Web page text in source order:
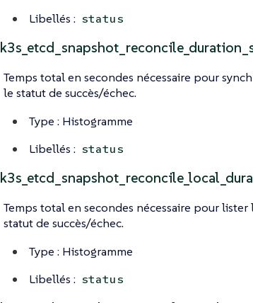
Libellés : status
Temps total en secondes nécessaire pour
le statut de succès/échec.
Type : Histogramme
Libellés : status
Temps total en secondes nécessaire pour
statut de succès/échec.
Type : Histogramme
Libellés : status